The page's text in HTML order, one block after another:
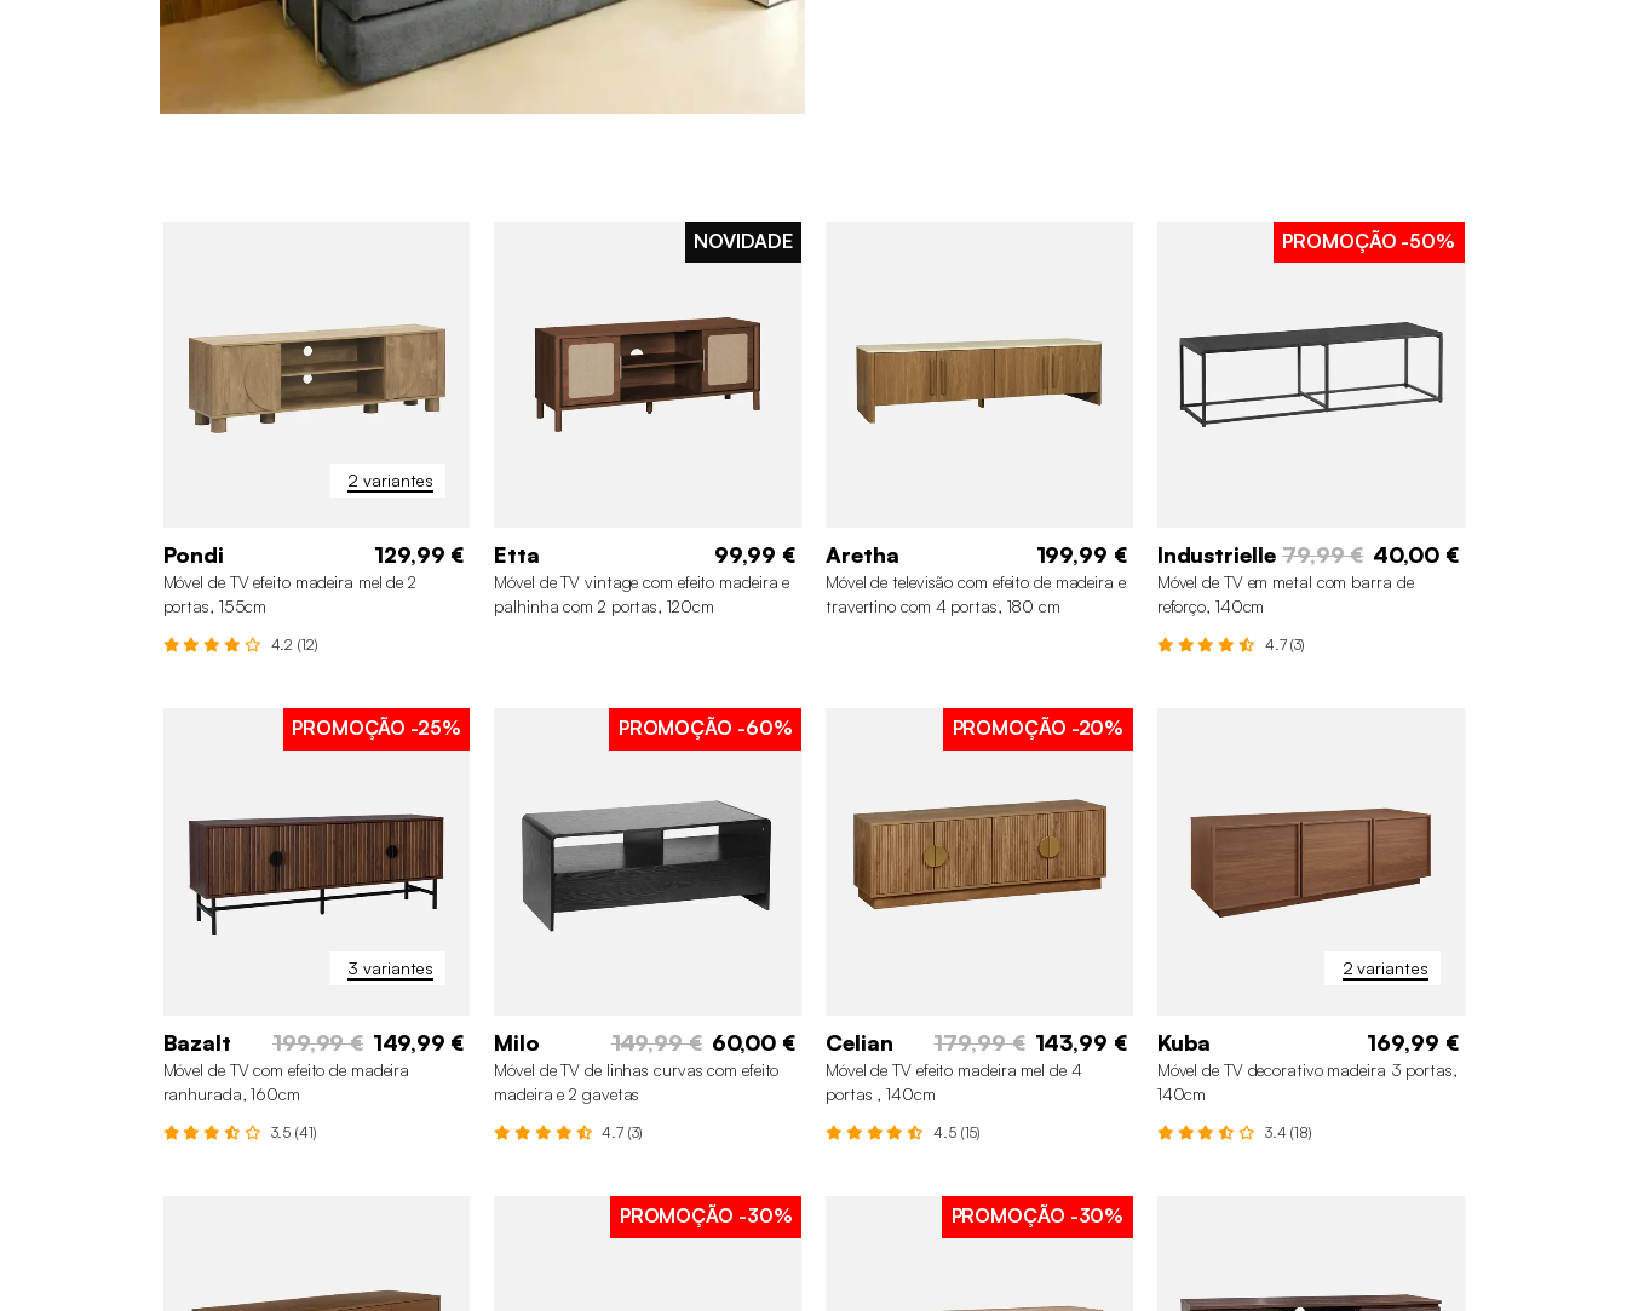
2 variantes
Pondi 129,99 €
Móvel de TV efeito madeira mel de 2
portas, 155cm
4.2 (12)
NOVIDADE
Etta 99,99 €
Móvel de TV vintage com efeito madeira e
palhinha com 2 portas, 120cm
Aretha 199,99 €
Móvel de televisão com efeito de madeira e
travertino com 4 portas, 180 cm
PROMOÇÃO -50%
Industrielle 79,99 € 40,00 €
Móvel de TV em metal com barra de
reforço, 140cm
4.7 (3)
3 variantes
PROMOÇÃO -25%
Bazalt 199,99 € 149,99 €
Móvel de TV com efeito de madeira
ranhurada, 160cm
3.5 (41)
PROMOÇÃO -60%
Milo 149,99 € 60,00 €
Móvel de TV de linhas curvas com efeito
madeira e 2 gavetas
4.7 (3)
PROMOÇÃO -20%
Celian 179,99 € 143,99 €
Móvel de TV efeito madeira mel de 4
portas , 140cm
4.5 (15)
2 variantes
Kuba 169,99 €
Móvel de TV decorativo madeira 3 portas,
140cm
3.4 (18)
PROMOÇÃO -30% PROMOÇÃO -30%